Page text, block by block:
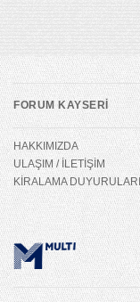
FORUM KAYSERİ
HAKKIMIZDA
ULAŞIM / İLETİŞİM
KİRALAMA DUYURULARI